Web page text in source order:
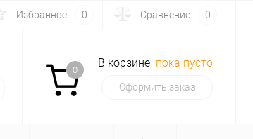
Избранное 0 Сравнение 0
0
В корзине пока пусто
Оформить заказ